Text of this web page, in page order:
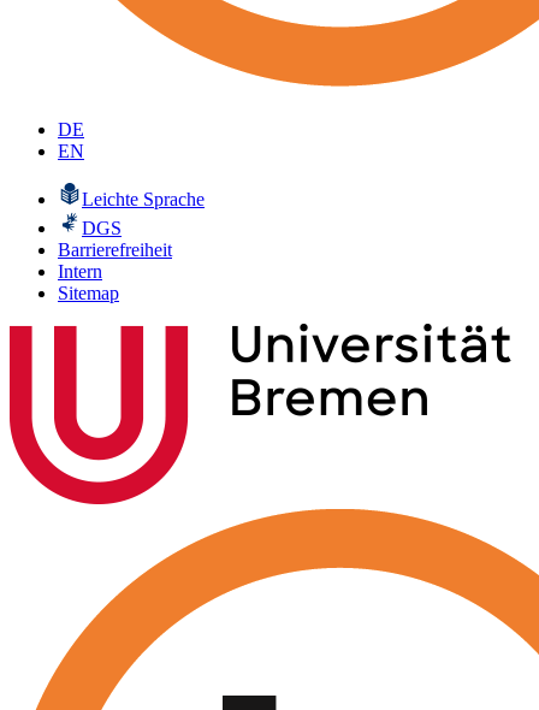
DE
EN
Leichte Sprache
DGS
Barrierefreiheit
Intern
Sitemap